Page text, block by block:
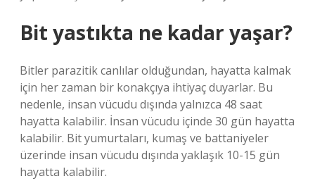
Bit yastıkta ne kadar yaşar?
Bitler parazitik canlılar olduğundan, hayatta kalmak
için her zaman bir konakçıya ihtiyaç duyarlar. Bu
nedenle, insan vücudu dışında yalnızca 48 saat
hayatta kalabilir. İnsan vücudu içinde 30 gün hayatta
kalabilir. Bit yumurtaları, kumaş ve battaniyeler
üzerinde insan vücudu dışında yaklaşık 10-15 gün
hayatta kalabilir.